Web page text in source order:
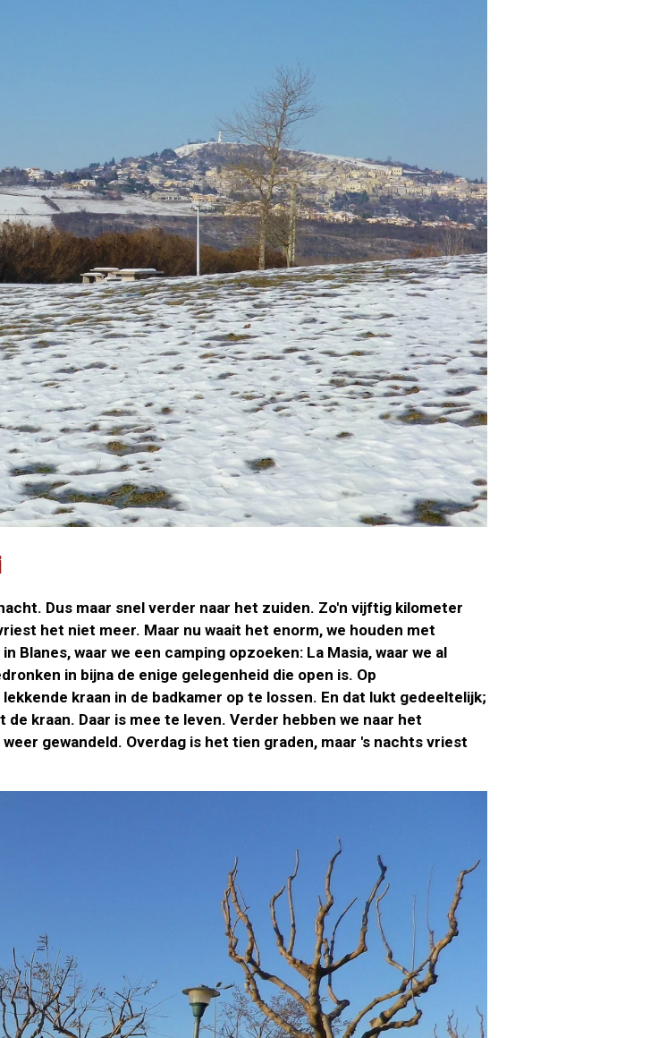
Dus maar snel verder naar het zuiden. Zo'n vijftig kilometer
het niet meer. Maar nu waait het enorm, we houden met
waar we een camping opzoeken: La Masia, waar we al
in bijna de enige gelegenheid die open is. Op
kraan in de badkamer op te lossen. En dat lukt gedeeltelijk;
kraan. Daar is mee te leven. Verder hebben we naar het
gewandeld. Overdag is het tien graden, maar 's nachts vriest